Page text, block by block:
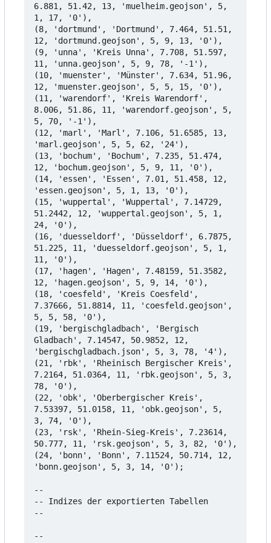
6.881, 51.42, 13, 'muelheim.geojson', 5,
1, 17, '0'),
(8, 'dortmund', 'Dortmund', 7.464, 51.51,
12, 'dortmund.geojson', 5, 9, 13, '0'),
(9, 'unna', 'Kreis Unna', 7.708, 51.597,
11, 'unna.geojson', 5, 9, 78, '-1'),
(10, 'muenster', 'Münster', 7.634, 51.96,
12, 'muenster.geojson', 5, 5, 15, '0'),
(11, 'warendorf', 'Kreis Warendorf',
8.006, 51.86, 11, 'warendorf.geojson', 5,
5, 70, '-1'),
(12, 'marl', 'Marl', 7.106, 51.6585, 13,
'marl.geojson', 5, 5, 62, '24'),
(13, 'bochum', 'Bochum', 7.235, 51.474,
12, 'bochum.geojson', 5, 9, 11, '0'),
(14, 'essen', 'Essen', 7.01, 51.458, 12,
'essen.geojson', 5, 1, 13, '0'),
(15, 'wuppertal', 'Wuppertal', 7.14729,
51.2442, 12, 'wuppertal.geojson', 5, 1,
24, '0'),
(16, 'duesseldorf', 'Düsseldorf', 6.7875,
51.225, 11, 'duesseldorf.geojson', 5, 1,
11, '0'),
(17, 'hagen', 'Hagen', 7.48159, 51.3582,
12, 'hagen.geojson', 5, 9, 14, '0'),
(18, 'coesfeld', 'Kreis Coesfeld',
7.37666, 51.8814, 11, 'coesfeld.geojson',
5, 5, 58, '0'),
(19, 'bergischgladbach', 'Bergisch
Gladbach', 7.14547, 50.9852, 12,
'bergischgladbach.json', 5, 3, 78, '4'),
(21, 'rbk', 'Rheinisch Bergischer Kreis',
7.2164, 51.0364, 11, 'rbk.geojson', 5, 3,
78, '0'),
(22, 'obk', 'Oberbergischer Kreis',
7.53397, 51.0158, 11, 'obk.geojson', 5,
3, 74, '0'),
(23, 'rsk', 'Rhein-Sieg-Kreis', 7.23614,
50.777, 11, 'rsk.geojson', 5, 3, 82, '0'),
(24, 'bonn', 'Bonn', 7.11524, 50.714, 12,
'bonn.geojson', 5, 3, 14, '0');
--
-- Indizes der exportierten Tabellen
--
--